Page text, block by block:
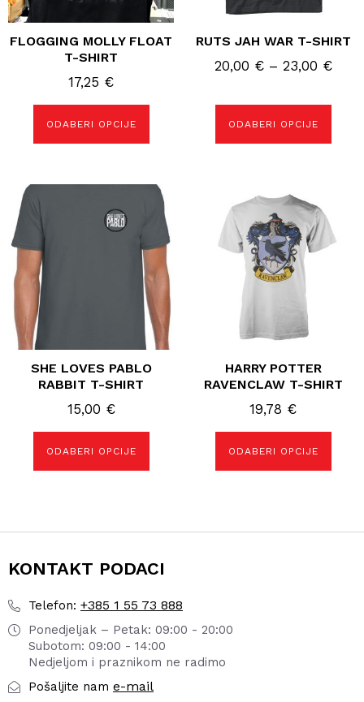
FLOGGING MOLLY FLOAT
T-SHIRT
17,25 €
ODABERI OPCIJE
RUTS JAH WAR T-SHIRT
20,00 € – 23,00 €
od
do
ODABERI OPCIJE
SHE LOVES PABLO
RABBIT T-SHIRT
15,00 €
ODABERI OPCIJE
više
HARRY POTTER
RAVENCLAW T-SHIRT
19,78 €
ODABERI OPCIJE
proizvod
ima
više
varijanti.
Opcije
se
mogu
KONTAKT PODACI
Telefon: +385 1 55 73 888
Ponedjeljak – Petak: 09:00 - 20:00
Subotom: 09:00 - 14:00
Nedjeljom i praznikom ne radimo
Pošaljite nam e-mail